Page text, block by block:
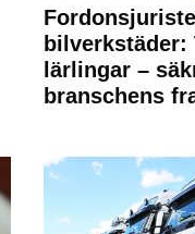
bilverkstäder:
lärlingar –
branschens